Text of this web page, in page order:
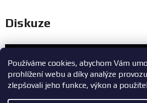
Používáme cookies, abychom Vám
prohlížení webu a díky analýze
zlepšovali jeho funkce, výkon a
Diskuze
Zákaznický
+420 603